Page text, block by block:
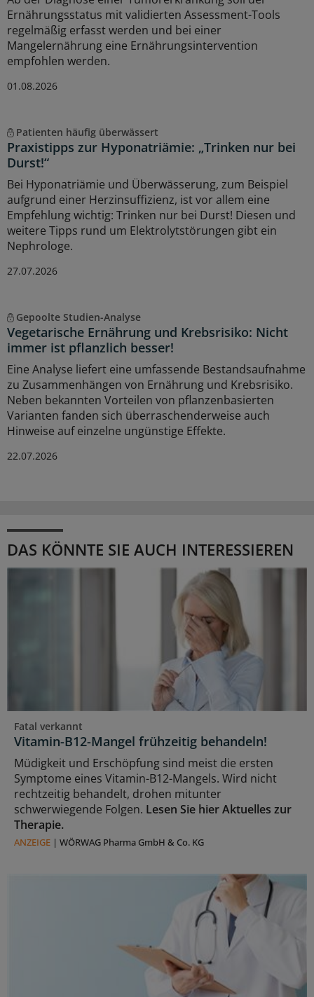
Ernährungsstatus mit validierten Assessment-Tools
regelmäßig erfasst werden und bei einer
Mangelernährung eine Ernährungsintervention
empfohlen werden.
01.08.2026
Patienten häufig überwässert
Praxistipps zur Hyponatriämie: „Trinken nur bei
Durst!“
Bei Hyponatriämie und Überwässerung, zum Beispiel
aufgrund einer Herzinsuffizienz, ist vor allem eine
Empfehlung wichtig: Trinken nur bei Durst! Diesen und
weitere Tipps rund um Elektrolytstörungen gibt ein
Nephrologe.
27.07.2026
Gepoolte Studien-Analyse
Vegetarische Ernährung und Krebsrisiko: Nicht
immer ist pflanzlich besser!
Eine Analyse liefert eine umfassende Bestandsaufnahme
zu Zusammenhängen von Ernährung und Krebsrisiko.
Neben bekannten Vorteilen von pflanzenbasierten
Varianten fanden sich überraschenderweise auch
Hinweise auf einzelne ungünstige Effekte.
22.07.2026
DAS KÖNNTE SIE AUCH INTERESSIEREN
Fatal verkannt
Vitamin-B12-Mangel frühzeitig behandeln!
Müdigkeit und Erschöpfung sind meist die ersten
Symptome eines Vitamin-B12-Mangels. Wird nicht
rechtzeitig behandelt, drohen mitunter
schwerwiegende Folgen. Lesen Sie hier Aktuelles zur
Therapie.
ANZEIGE | WÖRWAG Pharma GmbH & Co. KG